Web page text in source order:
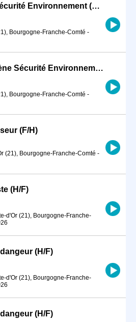
Assistant Qualité Sécurité Environnement (QSE) CDD 6 mois à DIJON 21000 (H/F)
Bourgogne-Franche-Comté -
Animateur en Hygiène Sécurité Environnement en CDD à Dijon (H/F)
Bourgogne-Franche-Comté -
(F/H)
(21), Bourgogne-Franche-Comté -
(H/F)
d'Or (21), Bourgogne-Franche-
(H/F)
d'Or (21), Bourgogne-Franche-
(H/F)